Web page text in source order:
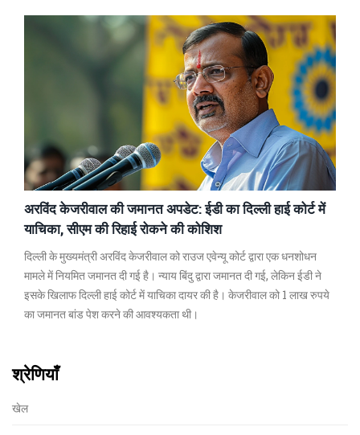
अरविंद केजरीवाल की जमानत अपडेट: ईडी का दिल्ली हाई कोर्ट में
याचिका, सीएम की रिहाई रोकने की कोशिश
दिल्ली के मुख्यमंत्री अरविंद केजरीवाल को राउज एवेन्यू कोर्ट द्वारा एक धनशोधन
मामले में नियमित जमानत दी गई है। न्याय बिंदु द्वारा जमानत दी गई, लेकिन ईडी ने
इसके खिलाफ दिल्ली हाई कोर्ट में याचिका दायर की है। केजरीवाल को 1 लाख रुपये
का जमानत बांड पेश करने की आवश्यकता थी।
श्रेणियाँ
खेल